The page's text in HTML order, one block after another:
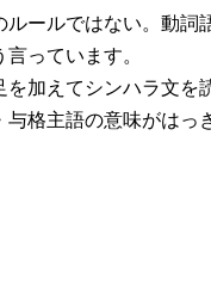
ールではない。動詞
っています。
加えてシンハラ文を
格主語の意味がはっ